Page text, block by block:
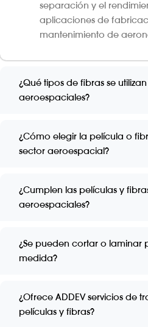
separación y el
aplicaciones de
mantenimiento de
¿Qué tipos de fibras se
aeroespaciales?
¿Cómo elegir la película o
sector aeroespacial?
¿Cumplen las películas y
aeroespaciales?
¿Se pueden cortar o laminar
medida?
¿Ofrece ADDEV servicios de
películas y fibras?